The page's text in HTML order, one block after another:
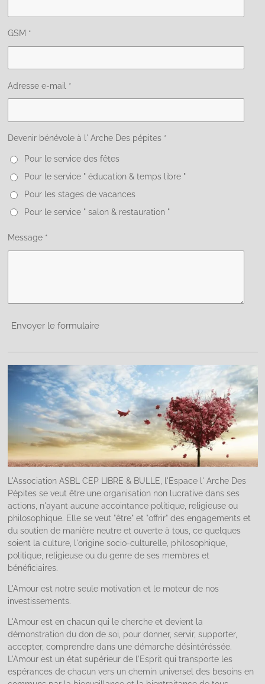
GSM *
Adresse e-mail *
Devenir bénévole à l' Arche Des pépites *
Pour le service des fêtes
Pour le service " éducation & temps libre "
Pour les stages de vacances
Pour le service " salon & restauration "
Message *
Envoyer le formulaire
L'Association ASBL CEP LIBRE & BULLE, l'Espace l' Arche Des
Pépites se veut être une organisation non lucrative dans ses
actions, n'ayant aucune accointance politique, religieuse ou
philosophique. Elle se veut "être" et "offrir" des engagements et
du soutien de manière neutre et ouverte à tous, ce quelques
soient la culture, l'origine socio-culturelle, philosophique,
politique, religieuse ou du genre de ses membres et
bénéficiaires.
L'Amour est notre seule motivation et le moteur de nos
investissements.
L'Amour est en chacun qui le cherche et devient la
démonstration du don de soi, pour donner, servir, supporter,
accepter, comprendre dans une démarche désintéréssée.
L'Amour est un état supérieur de l'Esprit qui transporte les
espérances de chacun vers un chemin universel des besoins en